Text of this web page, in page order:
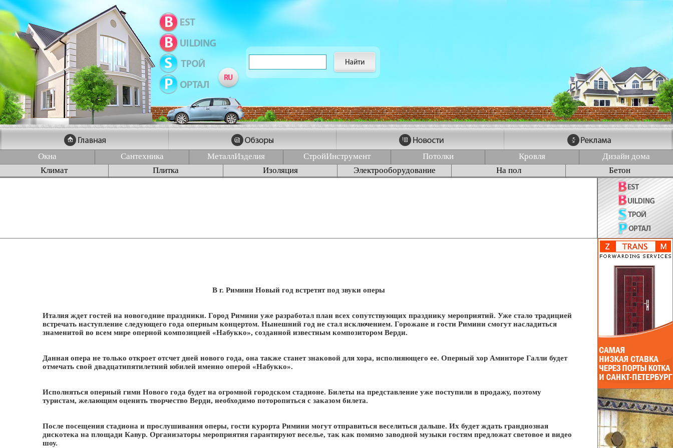
Окна Сантехника МеталлИзделия СтройИнструмент Потолки Кровля
Дизайн дома
Климат
Плитка Изоляция Электрооборудование На пол Бетон
В г. Римини Новый год встретят под звуки оперы
Италия ждет гостей на новогодние праздники. Город Римини уже разработал план всех сопутствующих празднику мероприятий. Уже стало традицией
встречать наступление следующего года оперным концертом. Нынешний год не стал исключением. Горожане и гости Римини смогут насладиться
знаменитой во всем мире оперной композицией «Набукко», созданной известным композитором Верди.
Данная опера не только откроет отсчет дней нового года, она также станет знаковой для хора, исполняющего ее. Оперный хор Аминторе Галли будет
отмечать свой двадцатипятилетний юбилей именно оперой «Набукко».
Исполняться оперный гимн Нового года будет на огромной городском стадионе. Билеты на представление уже поступили в продажу, поэтому
туристам, желающим оценить творчество Верди, необходимо поторопиться с заказом билета.
После посещения стадиона и прослушивания оперы, гости курорта Римини могут отправиться веселиться дальше. Их будет ждать грандиозная
дискотека на площади Кавур. Организаторы мероприятия гарантируют веселье, так как помимо заводной музыки гостям предложат световое и видео
шоу.